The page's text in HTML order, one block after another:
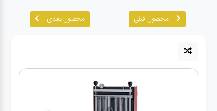
آپاراتی
محصول قبلی محصول بعدی